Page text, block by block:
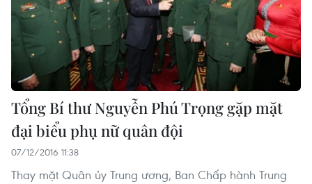
Tổng Bí thư Nguyễn Phú Trọng gặp mặt
đại biểu phụ nữ quân đội
07/12/2016 11:38
Thay mặt Quân ủy Trung ương, Ban Chấp hành Trung